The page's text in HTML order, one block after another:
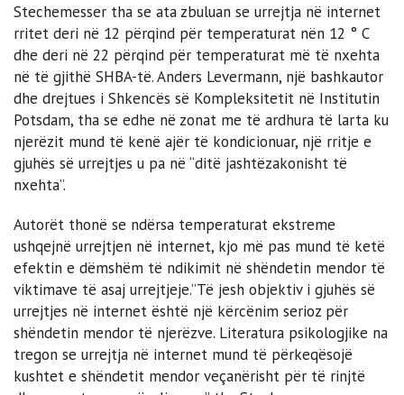
Stechemesser tha se ata zbuluan se urrejtja në internet
rritet deri në 12 përqind për temperaturat nën 12 ° C
dhe deri në 22 përqind për temperaturat më të nxehta
në të gjithë SHBA-të. Anders Levermann, një bashkautor
dhe drejtues i Shkencës së Kompleksitetit në Institutin
Potsdam, tha se edhe në zonat me të ardhura të larta ku
njerëzit mund të kenë ajër të kondicionuar, një rritje e
gjuhës së urrejtjes u pa në “ditë jashtëzakonisht të
nxehta”.
Autorët thonë se ndërsa temperaturat ekstreme
ushqejnë urrejtjen në internet, kjo më pas mund të ketë
efektin e dëmshëm të ndikimit në shëndetin mendor të
viktimave të asaj urrejtjeje.”Të jesh objektiv i gjuhës së
urrejtjes në internet është një kërcënim serioz për
shëndetin mendor të njerëzve. Literatura psikologjike na
tregon se urrejtja në internet mund të përkeqësojë
kushtet e shëndetit mendor veçanërisht për të rinjtë